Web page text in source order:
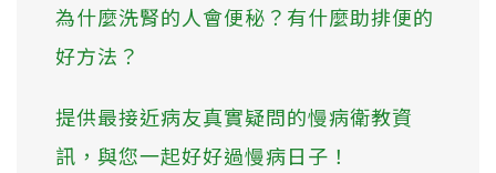
為什麼洗腎的人會便秘？有什麼助排便的
好方法？
提供最接近病友真實疑問的慢病衛教資
訊，與您一起好好過慢病日子！